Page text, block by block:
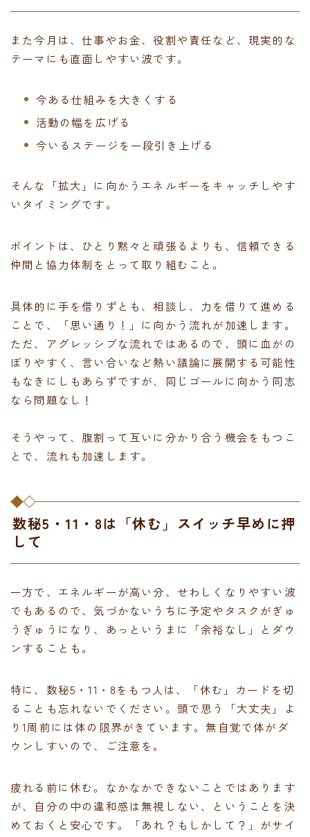
また今月は、仕事やお金、役割や責任など、現実的な
テーマにも直面しやすい波です。
今ある仕組みを大きくする
活動の幅を広げる
今いるステージを一段引き上げる
そんな「拡大」に向かうエネルギーをキャッチしやす
いタイミングです。
ポイントは、ひとり黙々と頑張るよりも、信頼できる
仲間と協力体制をとって取り組むこと。
具体的に手を借りずとも、相談し、力を借りて進める
ことで、「思い通り！」に向かう流れが加速します。
ただ、アグレッシブな流れではあるので、頭に血がの
ぼりやすく、言い合いなど熱い議論に展開する可能性
もなきにしもあらずですが、同じゴールに向かう同志
なら問題なし！
そうやって、腹割って互いに分かり合う機会をもつこ
とで、流れも加速します。
数秘5・11・8は「休む」スイッチ早めに押
して
一方で、エネルギーが高い分、せわしくなりやすい波
でもあるので、気づかないうちに予定やタスクがぎゅ
うぎゅうになり、あっというまに「余裕なし」とダウ
ンすることも。
特に、数秘5・11・8をもつ人は、「休む」カードを切
ることも忘れないでください。頭で思う「大丈夫」よ
り1周前には体の限界がきています。無自覚で体がダ
ウンしすいので、ご注意を。
疲れる前に休む。なかなかできないことではあります
が、自分の中の違和感は無視しない、ということを決
めておくと安心です。「あれ？もしかして？」がサイ